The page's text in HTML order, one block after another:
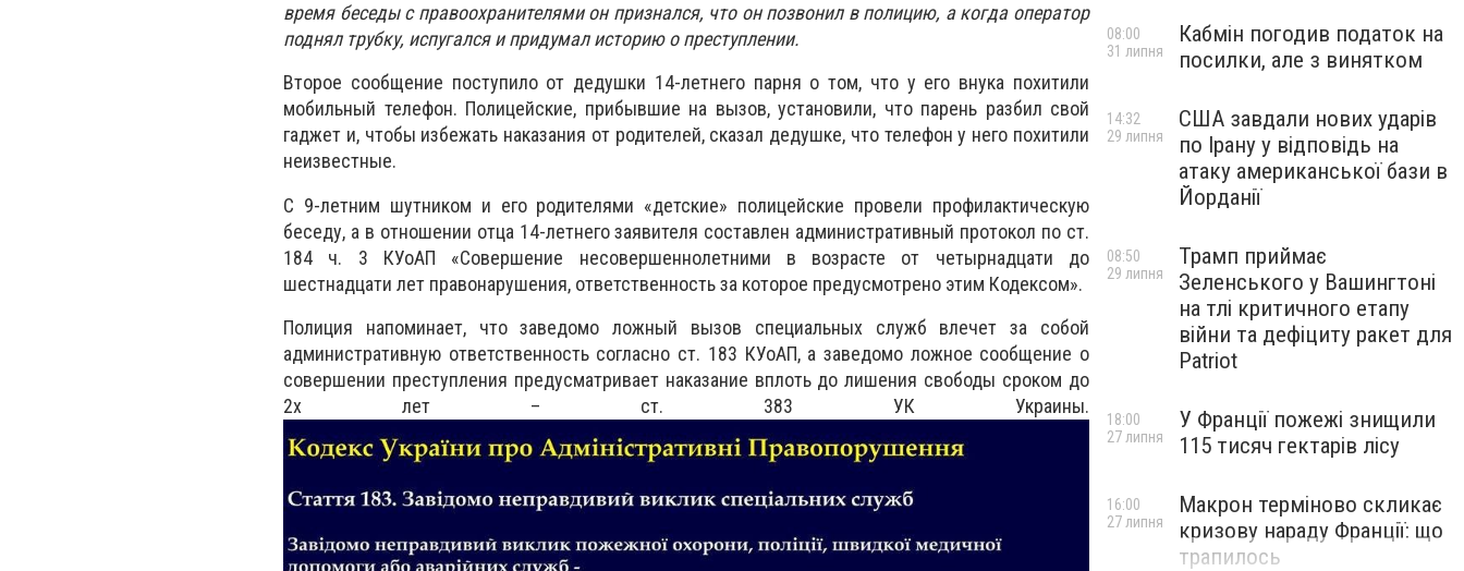
время беседы с правоохранителями он признался, что он позвонил в полицию, а когда оператор
поднял трубку, испугался и придумал историю о преступлении.
Второе сообщение поступило от дедушки 14-летнего парня о том, что у его внука похитили
мобильный телефон. Полицейские, прибывшие на вызов, установили, что парень разбил свой
гаджет и, чтобы избежать наказания от родителей, сказал дедушке, что телефон у него похитили
неизвестные.
С 9-летним шутником и его родителями «детские» полицейские провели профилактическую
беседу, а в отношении отца 14-летнего заявителя составлен административный протокол по ст.
184 ч. 3 КУоАП «Совершение несовершеннолетними в возрасте от четырнадцати до
шестнадцати лет правонарушения, ответственность за которое предусмотрено этим Кодексом».
Полиция напоминает, что заведомо ложный вызов специальных служб влечет за собой
административную ответственность согласно ст. 183 КУоАП, а заведомо ложное сообщение о
совершении преступления предусматривает наказание вплоть до лишения свободы сроком до
2х лет – ст. 383 УК Украины.
Кабмін погодив податок на
посилки, але з винятком
08:00
31 липня
США завдали нових ударів
по Ірану у відповідь на
атаку американської бази в
Йорданії
14:32
29 липня
Трамп приймає
Зеленського у Вашингтоні
на тлі критичного етапу
війни та дефіциту ракет для
Patriot
08:50
29 липня
У Франції пожежі знищили
115 тисяч гектарів лісу
18:00
27 липня
Макрон терміново скликає
кризову нараду Франції: що
трапилось
16:00
27 липня